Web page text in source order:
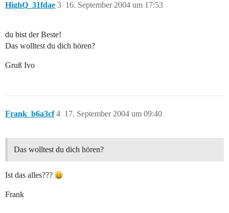
HighQ_31fdae 16. September 2004 um 17:53
3
du bist der Beste!
Das wolltest du dich hören?
Gruß Ivo
Frank_b6a3cf 17. September 2004 um 09:40
4
Das wolltest du dich hören?
Ist das alles???
Frank